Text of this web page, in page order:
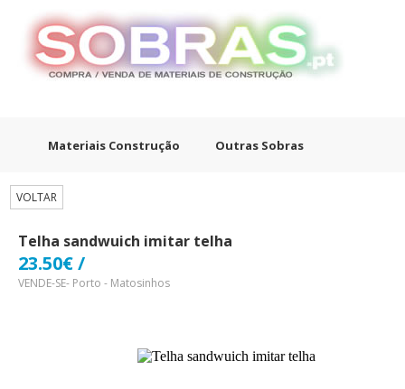
Materiais Construção Outras Sobras
VOLTAR
Telha sandwuich imitar telha
23.50€ /
VENDE-SE- Porto - Matosinhos